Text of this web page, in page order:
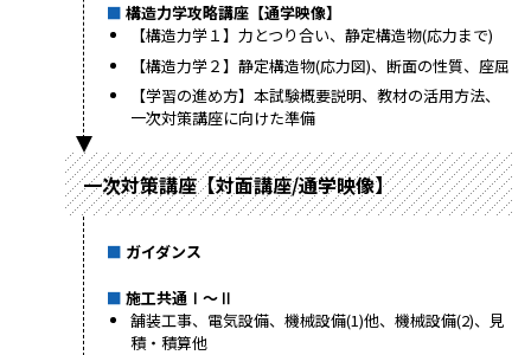
構造力学攻略講座【通学映像】
【構造力学１】力とつり合い、静定構造物(応力まで)
【構造力学２】静定構造物(応力図)、断面の性質、座屈
【学習の進め方】本試験概要説明、教材の活用方法、
一次対策講座に向けた準備
一次対策講座【対面講座/通学映像】
ガイダンス
施工共通Ⅰ～Ⅱ
舗装工事、電気設備、機械設備(1)他、機械設備(2)、見
積・積算他